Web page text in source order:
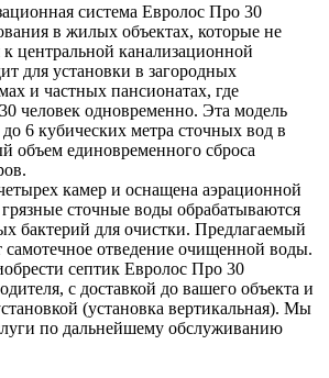
система Евролос Про 30
в жилых объектах, которые не
центральной канализационной
для установки в загородных
и частных пансионатах, где
человек одновременно. Эта модель
6 кубических метра сточных вод в
объем единовременного сброса
камер и оснащена аэрационной
сточные воды обрабатываются
бактерий для очистки. Предлагаемый
самотечное отведение очищенной воды.
септик Евролос Про 30
с доставкой до вашего объекта и
(установка вертикальная). Мы
по дальнейшему обслуживанию